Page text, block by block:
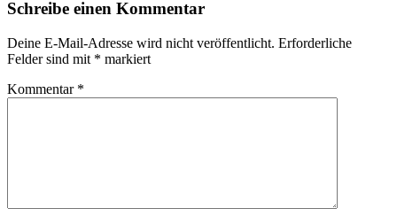
Schreibe einen Kommentar
Deine E-Mail-Adresse wird nicht veröffentlicht. Erforderliche
Felder sind mit * markiert
Kommentar *